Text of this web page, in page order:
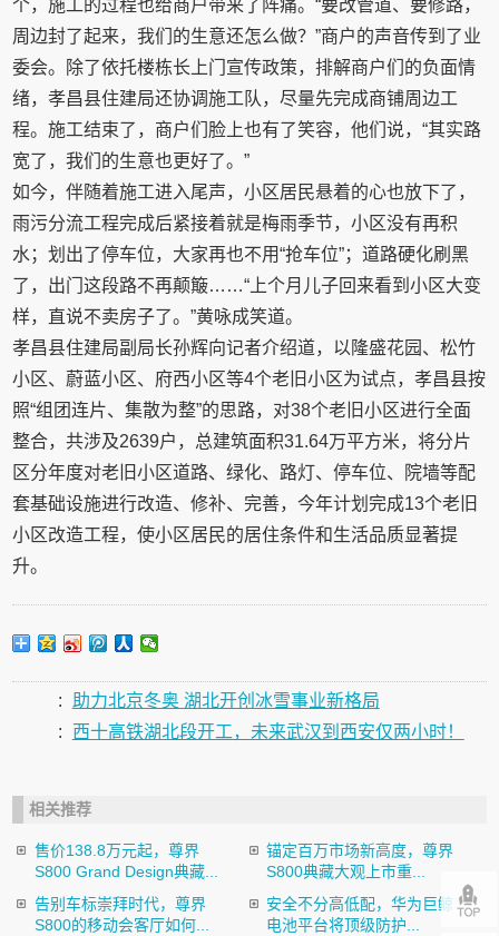
个，施工的过程也给商户带来了阵痛。“要改管道、要修路，
周边封了起来，我们的生意还怎么做？”商户的声音传到了业
委会。除了依托楼栋长上门宣传政策，排解商户们的负面情
绪，孝昌县住建局还协调施工队，尽量先完成商铺周边工
程。施工结束了，商户们脸上也有了笑容，他们说，“其实路
宽了，我们的生意也更好了。”
如今，伴随着施工进入尾声，小区居民悬着的心也放下了，
雨污分流工程完成后紧接着就是梅雨季节，小区没有再积
水；划出了停车位，大家再也不用“抢车位”；道路硬化刷黑
了，出门这段路不再颠簸……“上个月儿子回来看到小区大变
样，直说不卖房子了。”黄咏成笑道。
孝昌县住建局副局长孙辉向记者介绍道，以隆盛花园、松竹
小区、蔚蓝小区、府西小区等4个老旧小区为试点，孝昌县按
照“组团连片、集散为整”的思路，对38个老旧小区进行全面
整合，共涉及2639户，总建筑面积31.64万平方米，将分片
区分年度对老旧小区道路、绿化、路灯、停车位、院墙等配
套基础设施进行改造、修补、完善，今年计划完成13个老旧
小区改造工程，使小区居民的居住条件和生活品质显著提
升。
:
助力北京冬奥 湖北开创冰雪事业新格局
:
西十高铁湖北段开工，未来武汉到西安仅两小时！
相关推荐
售价138.8万元起，尊界
S800 Grand Design典藏...
锚定百万市场新高度，尊界
S800典藏大观上市重...
告别车标崇拜时代，尊界
S800的移动会客厅如何...
安全不分高低配，华为巨鲸
电池平台将顶级防护...